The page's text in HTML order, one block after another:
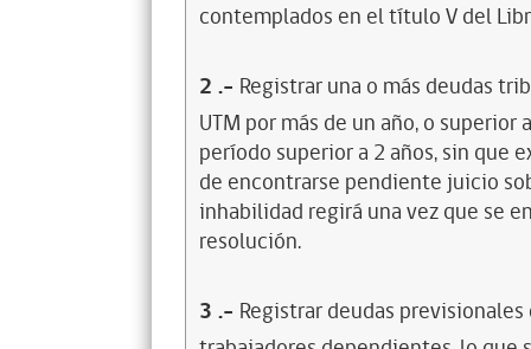
contemplados en el título V del
2 .- Registrar una o más deudas
UTM por más de un año, o
período superior a 2 años, sin que
de encontrarse pendiente juicio
inhabilidad regirá una vez que se
resolución.
3 .- Registrar deudas